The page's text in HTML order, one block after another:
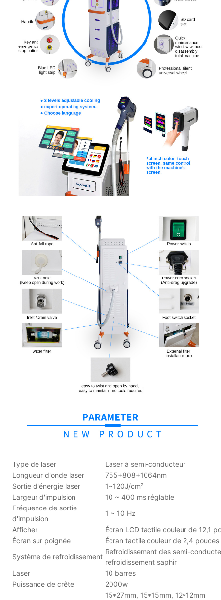
Type de laser
Laser à semi-conducteur
Longueur d'onde laser
755+808+1064nm
Sortie d'énergie laser
1~120J/cm²
Largeur d'impulsion
10 ~ 400 ms réglable
Fréquence de sortie
d'impulsion
1 ~ 10 Hz
Afficher
Écran LCD tactile couleur de 12,1
Écran sur poignée
Écran tactile couleur de 2,4 pouces
Système de refroidissement
Refroidissement des semi-
refroidissement saphir
10 barres
Laser
Puissance de crête
2000w
15*27mm, 15*15mm, 12*12mm